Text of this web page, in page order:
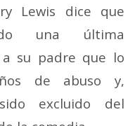
Lewis dice que
una última
su padre que lo
de abuso y,
excluido del